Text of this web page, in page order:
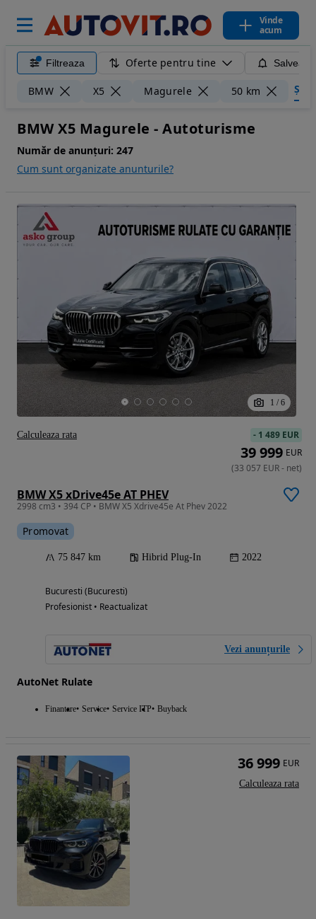
Vinde
acum
Filtreaza Oferte pentru tine
BMW X5 Magurele 50 km
BMW X5 Magurele - Autoturisme
Număr de anunțuri: 247
Cum sunt organizate anunturile?
1 / 6
BMW X5 xDrive45e AT PHEV
2998 cm3 • 394 CP • BMW X5 Xdrive45e At Phev 2022
Promovat
75 847 km Hibrid Plug-In 2022
Bucuresti (Bucuresti)
Profesionist • Reactualizat
Vezi anunțurile
AutoNet Rulate
Finantare Service Service ITP Buyback
- 1 489 EUR
39 999 EUR
(33 057 EUR- net)
Calculeaza rata
36 999 EUR
Calculeaza rata